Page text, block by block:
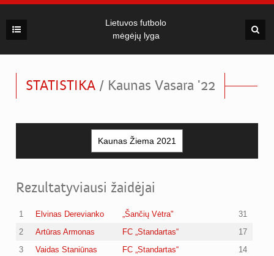
Lietuvos futbolo
mėgėjų lyga
STATISTIKA / Kaunas Vasara '22
Rezultatyviausi žaidėjai
1 Elvinas Derevianko „Šančių Vėtra"
31
2
Artūras Armonas FC „Standartas“
17
3
Vaidas Staniūnas FC „Standartas“
14